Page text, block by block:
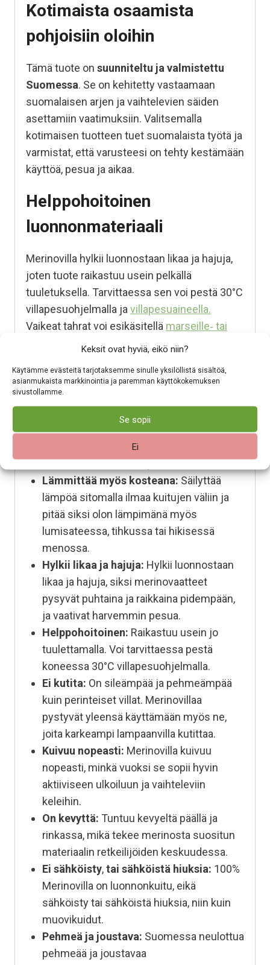
Keksit ovat hyviä, eikö niin?
Käytämme evästeitä tarjotaksemme sinulle yksilöllistä sisältöä,
asianmukaista markkinointia ja paremman käyttökokemuksen
sivustollamme.
Se sopii
Ei
Kotimaista osaamista
pohjoisiin oloihin
Tämä tuote on suunniteltu ja valmistettu
Suomessa. Se on kehitetty vastaamaan
suomalaisen arjen ja vaihtelevien säiden
asettamiin vaatimuksiin. Valitsemalla
kotimaisen tuotteen tuet suomalaista työtä ja
varmistat, että varusteesi on tehty kestämään
käyttöä, pesua ja aikaa.
Helppohoitoinen
luonnonmateriaali
Merinovilla hylkii luonnostaan likaa ja hajuja,
joten tuote raikastuu usein pelkällä
tuuletuksella. Tarvittaessa sen voi pestä 30°C
villapesuohjelmalla javillapesuaineella.
Vaikeat tahrat voi esikäsitellä marseille‑ tai
sappisaippualla . Muotoile tuote kosteana ja
Pehmeää 100% merinovillaa
Hengittää, eikä hiosta:
hengittää tuntuu siksi mukavalta päällä.
Merino mukautuu lämpötilan vaihteluihin,
eikä hiosta, vaikka lämpötila vaihtuisi.
Lämmittää myös kosteana: Säilyttää
lämpöä sitomalla ilmaa kuitujen väliin ja
pitää siksi olon lämpimänä myös
lumisateessa, tihkussa tai hikisessä
menossa.
Hylkii likaa ja hajuja: Hylkii luonnostaan
likaa ja hajuja, siksi merinovaatteet
pysyvät puhtaina ja raikkaina pidempään,
ja vaativat harvemmin pesua.
Helppohoitoinen: Raikastuu usein jo
tuulettamalla. Voi tarvittaessa pestä
koneessa 30°C villapesuohjelmalla.
Ei kutita: On sileämpää ja pehmeämpää
kuin perinteiset villat. Merinovillaa
pystyvät yleensä käyttämään myös ne,
joita karkeampi lampaanvilla kutittaa.
Kuivuu nopeasti: Merinovilla kuivuu
nopeasti, minkä vuoksi se sopii hyvin
aktiiviseen ulkoiluun ja vaihteleviin
keleihin.
On kevyttä: Tuntuu kevyeltä päällä ja
rinkassa, mikä tekee merinosta suositun
materiaalin retkeilijöiden keskuudessa.
Ei sähköisty,tai sähköistä hiuksia: 100%
Merinovilla on luonnonkuitu, eikä
sähköisty tai sähköistä hiuksia, niin kuin
muovikuidut.
Pehmeä ja joustava: Suomessa neulottua
pehmeää ja joustavaa